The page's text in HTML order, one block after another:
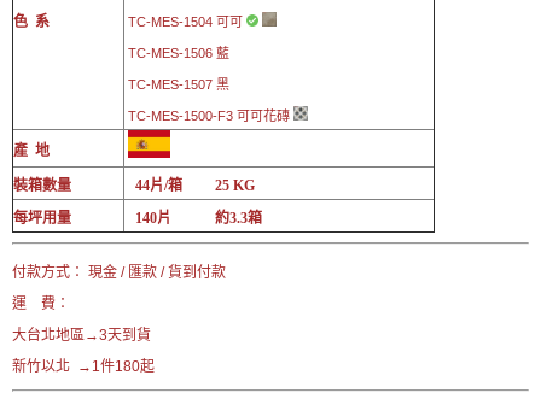
色 系 TC-MES-1504 可可
TC-MES-1506 藍
TC-MES-1507 黑
TC-MES-1500-F3 可可花磚
產 地
裝箱數量
44片/箱 25 KG
每坪用量
140片 約3.3箱
付款方式： 現金 / 匯款 / 貨到付款
運 費：
大台北地區→3天到貨
新竹以北 →1件180起